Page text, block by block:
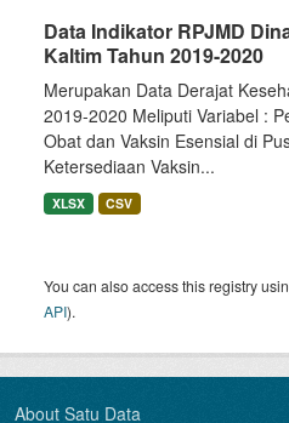
Data Indikator RPJMD
Kaltim Tahun 2019-2020
Merupakan Data Derajat
2019-2020 Meliputi Variabel :
Obat dan Vaksin Esensial di
Ketersediaan Vaksin...
XLSX CSV
You can also access this registry
API).
About Satu Data